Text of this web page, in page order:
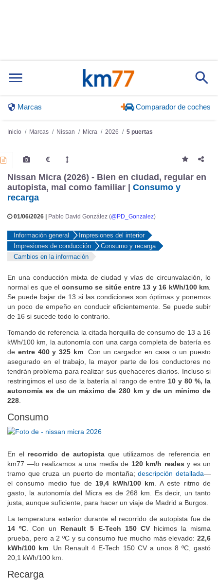
Marcas Comparador de coches
Inicio Marcas Nissan Micra 2026 5 puertas
Nissan Micra (2026) - Bien en ciudad, regular en
autopista, mal como familiar | Consumo y
recarga
01/06/2026 | Pablo David González (@PD_Gonzalez)
Información general
Impresiones del interior
Impresiones de conducción
Consumo y recarga
Cambios en la información
Consumo
En una conducción mixta de ciudad y vías de circunvalación, lo
normal es que el consumo se sitúe entre 13 y 16 kWh/100 km
Se puede bajar de 13 si las condiciones son óptimas y ponemos
un poco de empeño en conducir eficientemente. Se puede subir
de 16 si sucede todo lo contrario.
Tomando de referencia la citada horquilla de consumo de 13 a 16
kWh/100 km, la autonomía con una carga completa de batería es
de entre 400 y 325 km. Con un cargador en casa o un puesto
asegurado en el trabajo, la mayor parte de los conductores no
tendrán problema para realizar sus quehaceres diarios. Incluso si
restringimos el uso de la batería al rango de entre 10 y 80 %, la
autonomía es de un máximo de 280 km y de un mínimo de
228
En el recorrido de autopista que utilizamos de referencia en
km77 —lo realizamos a una media de 120 km/h reales y es un
tramo que cruza un puerto de montaña;descripción detallada—
el consumo medio fue de 19,4 kWh/100 km . A este ritmo de
gasto, la autonomía del Micra es de 268 km. Es decir, un tanto
justa, aunque suficiente, para hacer un viaje de Madrid a Burgos.
La temperatura exterior durante el recorrido de autopista fue de
14 ºC . Con un Renault 5 E-Tech 150 CVhicimos la misma
prueba, pero a 2 ºC y su consumo fue mucho más elevado: 22,6
kWh/100 km . Un Renault 4 E-Tech 150 CV a unos 8 ºC, gastó
20,1 kWh/100 km.
Recarga